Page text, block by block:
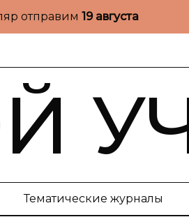
отправим 19 августа
Тематические журналы